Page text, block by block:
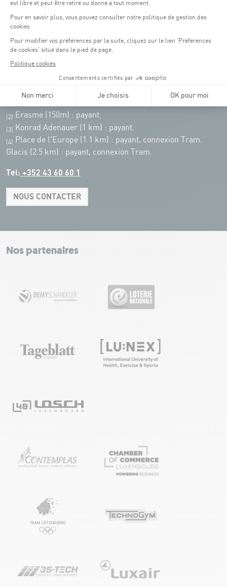
Transport en commun: Arrêt Tram "Coque"
Parkings
(1)Parking Coque: payant -3 heures offertes pour les
clients Coque(hors manifestations)
possible.
(2) Erasme (150m) : payant.
(3) Konrad Adenauer (1 km) : payant.
(4)
Place de l'Europe (1.1 km) : payant, connexion Tram.
Glacis (2.5 km) : payant, connexion Tram.
Tel: +352 43 60 60 1
NOUS CONTACTER
+
−
Leaflet|Map tiles by Carto, under CC BY 3.0. Data by OpenStreetMap, under
Nos partenaires